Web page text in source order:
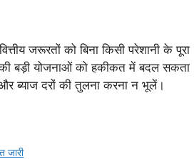
जरूरतों को बिना किसी परेशानी के पूरा
बड़ी योजनाओं को हकीकत में बदल सकता
ब्याज दरों की तुलना करना न भूलें।
जारी